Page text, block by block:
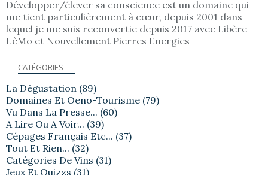
Développer/élever sa conscience est un domaine qui
me tient particulièrement à cœur, depuis 2001 dans
lequel je me suis reconvertie depuis 2017 avec Libère
LèMo et Nouvellement Pierres Energies
CATÉGORIES
La Dégustation (89)
Domaines Et Oeno-Tourisme (79)
Vu Dans La Presse... (60)
A Lire Ou A Voir... (39)
Cépages Français Etc... (37)
Tout Et Rien... (32)
Catégories De Vins (31)
Jeux Et Quizzs (31)